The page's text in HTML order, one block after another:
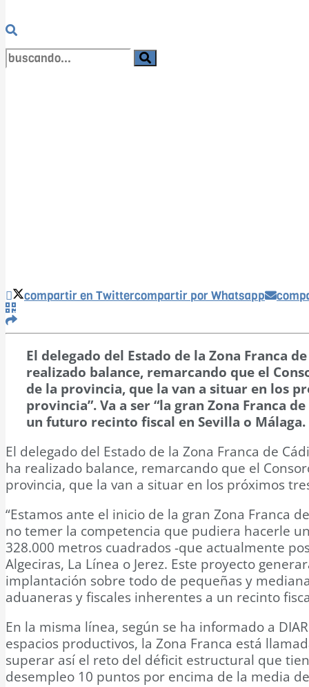
compartir en Twittercompartir por Whatsapp
El delegado del Estado de la Zona Franca
realizado balance, remarcando que el
de la provincia, que la van a situar en los
provincia”. Va a ser “la gran Zona Franca
un futuro recinto fiscal en Sevilla o Málaga.
El delegado del Estado de la Zona Franca de
ha realizado balance, remarcando que el
provincia, que la van a situar en los próximos
“Estamos ante el inicio de la gran Zona Franca
no temer la competencia que pudiera hacerle
328.000 metros cuadrados -que actualmente
Algeciras, La Línea o Jerez. Este proyecto
implantación sobre todo de pequeñas y
aduaneras y fiscales inherentes a un recinto
En la misma línea, según se ha informado a
espacios productivos, la Zona Franca está
superar así el reto del déficit estructural que
desempleo 10 puntos por encima de la media